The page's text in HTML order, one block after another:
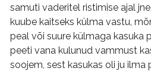
samuti vaderitel ristimise ajal
kuube kaitseks külma vastu,
peal või suure külmaga kasuka
peeti vana kulunud vammust
soojem, sest kasukas oli ju ilma